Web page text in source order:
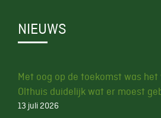
NIEUWS
Met oog op de toekomst was
Olthuis duidelijk wat er moest
13 juli 2026